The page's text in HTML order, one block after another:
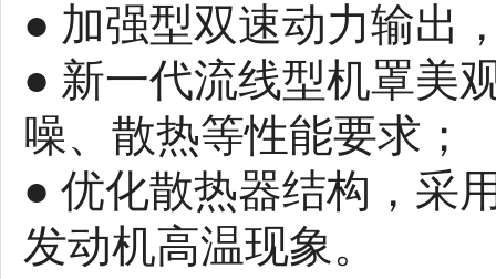
● 加强型双速动力输出
● 新一代流线型机罩美
噪、散热等性能要求；
● 优化散热器结构，采
发动机高温现象。